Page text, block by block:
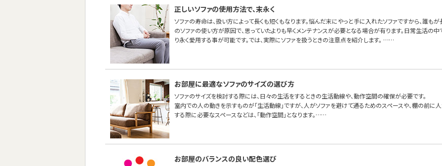
正しいソファの使用方法で、末永く
ソファの寿命は、扱い方によって長くも短くもなります。悩んだ末にやっと手に入れたソファですから、誰も
のソファの使い方が原因で、思っていたよりも早くメンテナンスが必要となる場合が有ります。日常生活の中
り永く愛用する事が可能です。では、実際にソファを扱うときの注意点を紹介します。 ……
お部屋に最適なソファのサイズの選び方
ソファのサイズを検討する際には、日々の生活をするときの生活動線や、動作空間の確保が必要です。
室内での人の動きを示すものが「生活動線」ですが、人がソファを避けて通るためのスペースや、棚の前に
する際に必要なスペースなどは、「動作空間」となります。……
お部屋のバランスの良い配色選び